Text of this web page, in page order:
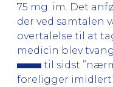
75 mg. im. Det
der ved samtalen
overtalelse til at
medicin blev
til sidst
foreligger